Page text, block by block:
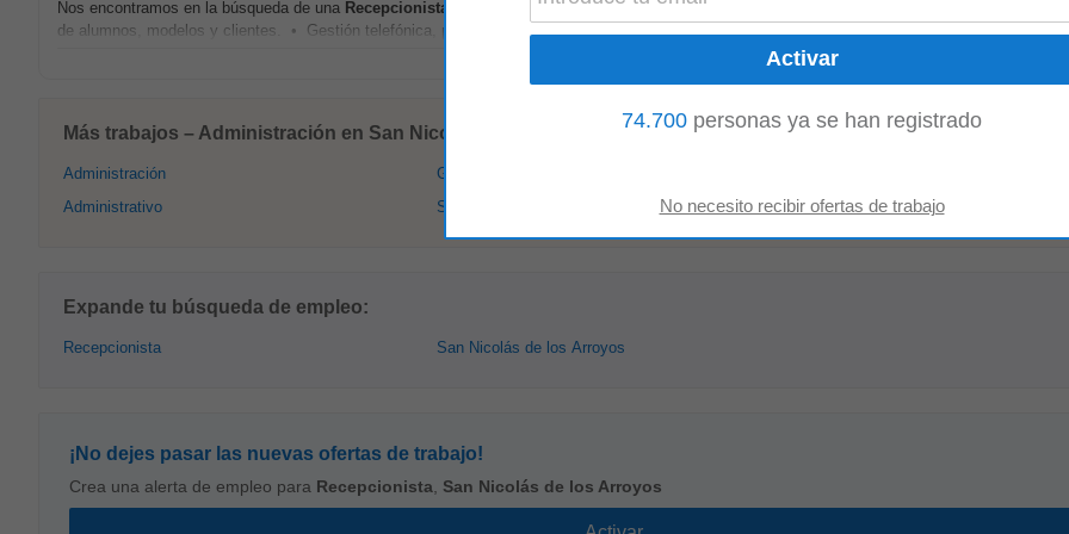
Nos encontramos en la búsqueda de una Recepcionista
para incorporarse a nuestro equipo de trabajo. Principales responsabilidades • Atención
de alumnos, modelos y clientes. • Gestión telefónica, por WhatsApp y correo electrónico...
Más trabajos – Administración en San Nicolás de los Arroyos:
Administración
Administrativo
Gerente
Secretaria
Expande tu búsqueda de empleo:
Recepcionista San Nicolás de los Arroyos
¡No dejes pasar las nuevas ofertas de trabajo!
Crea una alerta de empleo para Recepcionista San Nicolás de los Arroyos
74.700 personas ya se han registrado